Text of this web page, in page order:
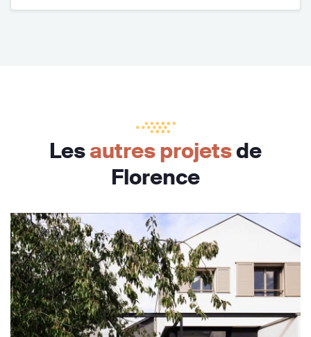
Lesautres projetsde
Florence